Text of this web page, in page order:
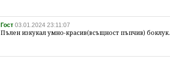
Гост 03.01.2024 23:11:07
Пълен изкукал умно-красив(всъщност пъпчив) боклук.